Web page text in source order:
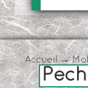
Accueil→